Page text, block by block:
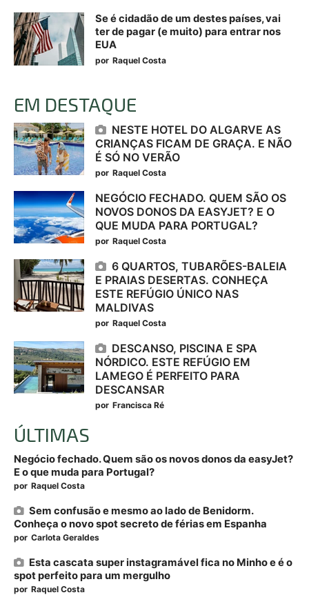
Se é cidadão de um destes países, vai
ter de pagar (e muito) para entrar nos
EUA
por Raquel Costa
EM DESTAQUE
NESTE HOTEL DO ALGARVE AS
CRIANÇAS FICAM DE GRAÇA. E NÃO
É SÓ NO VERÃO
por Raquel Costa
NEGÓCIO FECHADO. QUEM SÃO OS
NOVOS DONOS DA EASYJET? E O
QUE MUDA PARA PORTUGAL?
por Raquel Costa
6 QUARTOS, TUBARÕES-BALEIA
E PRAIAS DESERTAS. CONHEÇA
ESTE REFÚGIO ÚNICO NAS
MALDIVAS
por Raquel Costa
DESCANSO, PISCINA E SPA
NÓRDICO. ESTE REFÚGIO EM
LAMEGO É PERFEITO PARA
DESCANSAR
por Francisca Ré
ÚLTIMAS
Negócio fechado. Quem são os novos donos da easyJet?
E o que muda para Portugal?
por Raquel Costa
Sem confusão e mesmo ao lado de Benidorm.
Conheça o novo spot secreto de férias em Espanha
por Carlota Geraldes
Esta cascata super instagramável fica no Minho e é o
spot perfeito para um mergulho
por Raquel Costa